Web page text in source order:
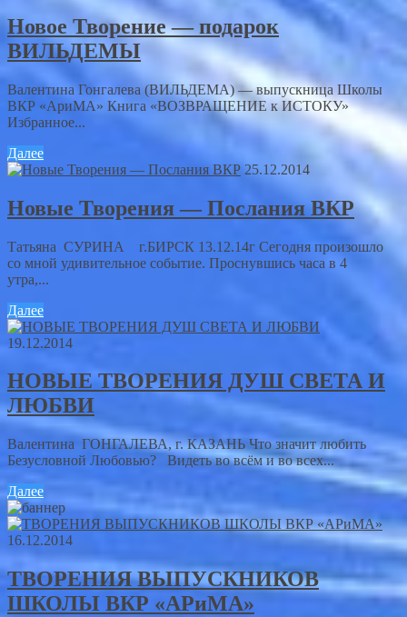
Новое Творение — подарок
ВИЛЬДЕМЫ
Валентина Гонгалева (ВИЛЬДЕМА) — выпускница Школы
ВКР «АриМА» Книга «ВОЗВРАЩЕНИЕ к ИСТОКУ»
Избранное...
Далее
25.12.2014
Новые Творения — Послания ВКР
Татьяна СУРИНА г.БИРСК 13.12.14г Сегодня произошло
со мной удивительное событие. Проснувшись часа в 4
утра,...
Далее
19.12.2014
НОВЫЕ ТВОРЕНИЯ ДУШ СВЕТА И
ЛЮБВИ
Валентина ГОНГАЛЕВА, г. КАЗАНЬ Что значит любить
Безусловной Любовью? Видеть во всём и во всех...
Далее
16.12.2014
ТВОРЕНИЯ ВЫПУСКНИКОВ
ШКОЛЫ ВКР «АРиМА»